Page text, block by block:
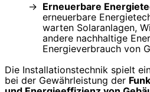
Erneuerbare
erneuerbare
warten Solaranlagen,
andere nachhaltige
Energieverbrauch von
Die Installationstechnik spielt
bei der Gewährleistung der